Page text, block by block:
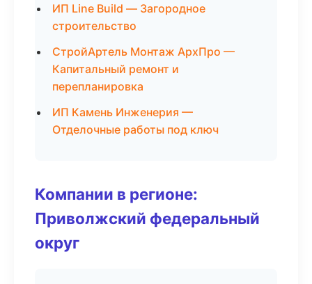
ИП Line Build — Загородное
строительство
СтройАртель Монтаж АрхПро —
Капитальный ремонт и
перепланировка
ИП Камень Инженерия —
Отделочные работы под ключ
Компании в регионе:
Приволжский федеральный
округ